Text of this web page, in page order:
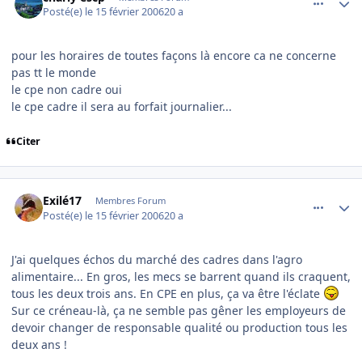
Posté(e) le 15 février 200620 a
pour les horaires de toutes façons là encore ca ne concerne
pas tt le monde
le cpe non cadre oui
le cpe cadre il sera au forfait journalier...
Citer
Exilé17 Membres Forum
Posté(e) le 15 février 200620 a
J'ai quelques échos du marché des cadres dans l'agro
alimentaire... En gros, les mecs se barrent quand ils craquent,
tous les deux trois ans. En CPE en plus, ça va être l'éclate
Sur ce créneau-là, ça ne semble pas gêner les employeurs de
devoir changer de responsable qualité ou production tous les
deux ans !